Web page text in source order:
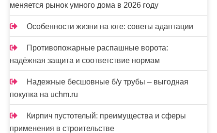
меняется рынок умного дома в 2026 году
Особенности жизни на юге: советы адаптации
Противопожарные распашные ворота:
надёжная защита и соответствие нормам
Надежные бесшовные б/у трубы – выгодная
покупка на uchm.ru
Кирпич пустотелый: преимущества и сферы
применения в строительстве